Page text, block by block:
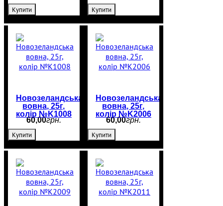
Купити Купити
Новозеландська
вовна, 25г,
колір №K1008
60,00грн.
Купити
Новозеландська
вовна, 25г,
колір №K2006
60,00грн.
Купити